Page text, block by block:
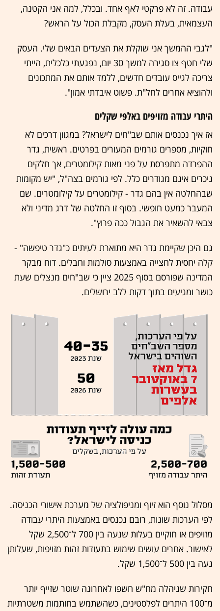
עבודה. זה לא פרקטי לאף אחד. ובכלל, למה אני הקטנה,
העצמאית, בעלת העסק, מקבלת הכול על הראש?
"לגבי ההמשך אני שוקלת את הצעדים הבאים שלי. העסק
שלי חטף צו סגירה למשך 30 יום, נפגעתי כלכלית, הייתי
צריכה לגייס עובדים חדשים, ללמד אותם את המתכונים
ולהוציא אחרים לחל"ת. פשוט איבדתי אמון".
היתרי עבודה מזויפים באלפי שקלים
אז איך נכנסים אותם שב"חים לישראל? במגוון דרכים לא
חוקיות, מספרים גורמים המעורים בפרטים. ראשית, גדר
ההפרדה מתפרסת על פני מאות קילומטרים, אך חלקים
ניכרים אינם מגודרים כלל. לפי גורמים בצה"ל, "יש מקומות
שבהחלטה אין בהם גדר - קילומטרים על קילומטרים. שם
המעבר כמעט חופשי. בסוף זו החלטה של דרג מדיני ולא
צבאי להשאיר את הגבול ככה פרוץ".
גם היכן שקיימת גדר היא מתוארת לעיתים כ"גדר טיפשה" -
קלה יחסית לחצייה באמצעות סולמות וחבלים. דוח מבקר
המדינה שפורסם בסוף 2025 ציין כי שב"חים מנצלים שעת
כושר ומגיעים בתוך דקות ללב ירושלים.
מסלול נוסף הוא זיוף ומניפולציה של מערכת אישורי הכניסה.
לפי הערכות שונות, רובם נכנסים באמצעות היתרי עבודה
מזויפים או חוקיים בעלות שנעה בין 700 ל־2,500 שקל
לאישור. אחרים עושים שימוש בתעודות זהות מזויפות, שעלותן
נעה בין 500 ל־1,500 שקל.
חקירות שניהלה מח"ש חשפו לאחרונה שוטר שזייף יותר
מ־100 היתרים לפלסטינים, כשהשתמש בחותמות משטרתיות